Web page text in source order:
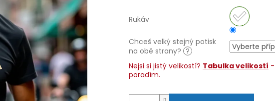
Rukáv
Chceš velký stejný potisk
na obě strany? ?
Nejsi si jistý velikostí? Tabulka velikostí
poradím.